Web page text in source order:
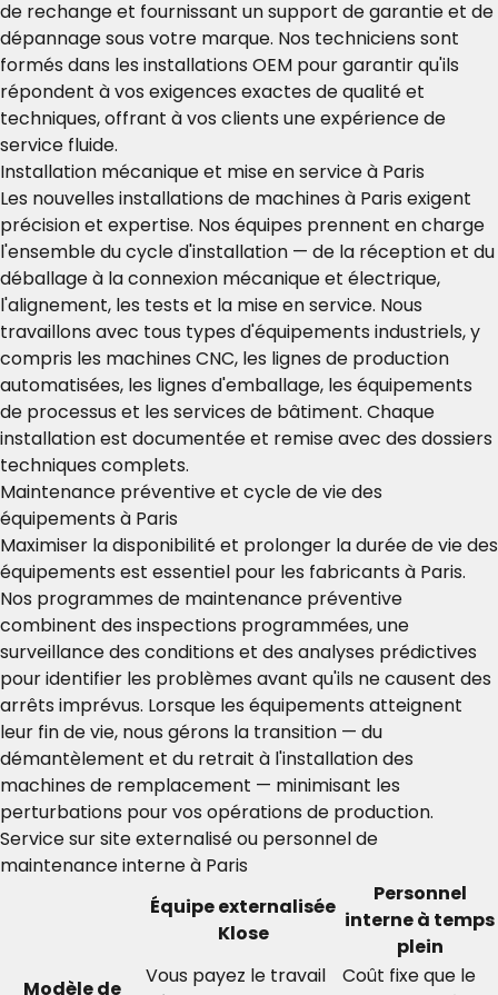
de rechange et fournissant un support de garantie et de
dépannage sous votre marque. Nos techniciens sont
formés dans les installations OEM pour garantir qu'ils
répondent à vos exigences exactes de qualité et
techniques, offrant à vos clients une expérience de
service fluide.
Installation mécanique et mise en service à Paris
Les nouvelles installations de machines à Paris exigent
précision et expertise. Nos équipes prennent en charge
l'ensemble du cycle d'installation — de la réception et du
déballage à la connexion mécanique et électrique,
l'alignement, les tests et la mise en service. Nous
travaillons avec tous types d'équipements industriels, y
compris les machines CNC, les lignes de production
automatisées, les lignes d'emballage, les équipements
de processus et les services de bâtiment. Chaque
installation est documentée et remise avec des dossiers
techniques complets.
Maintenance préventive et cycle de vie des
équipements à Paris
Maximiser la disponibilité et prolonger la durée de vie des
équipements est essentiel pour les fabricants à Paris.
Nos programmes de maintenance préventive
combinent des inspections programmées, une
surveillance des conditions et des analyses prédictives
pour identifier les problèmes avant qu'ils ne causent des
arrêts imprévus. Lorsque les équipements atteignent
leur fin de vie, nous gérons la transition — du
démantèlement et du retrait à l'installation des
machines de remplacement — minimisant les
perturbations pour vos opérations de production.
Service sur site externalisé ou personnel de
maintenance interne à Paris
Équipe externalisée
Klose
Personnel
interne à temps
plein
Modèle de
Vous payez le travail
Coût fixe que le